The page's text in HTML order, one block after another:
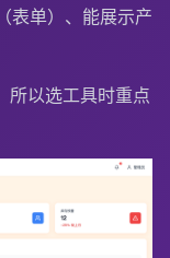
表单）、能展示产
所以选工具时重点